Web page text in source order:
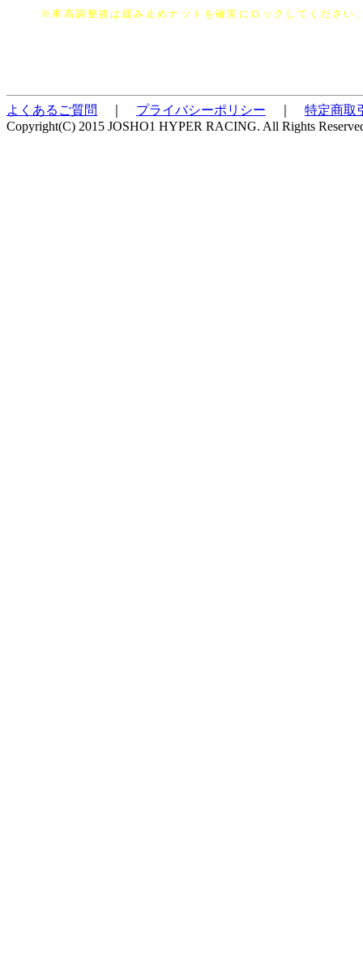
※車高調整後は緩み止めナットを確実にロックしてください
よくあるご質問 プライバシーポリシー
特定商取
Copyright(C) 2015 JOSHO1 HYPER RACING. All Rights